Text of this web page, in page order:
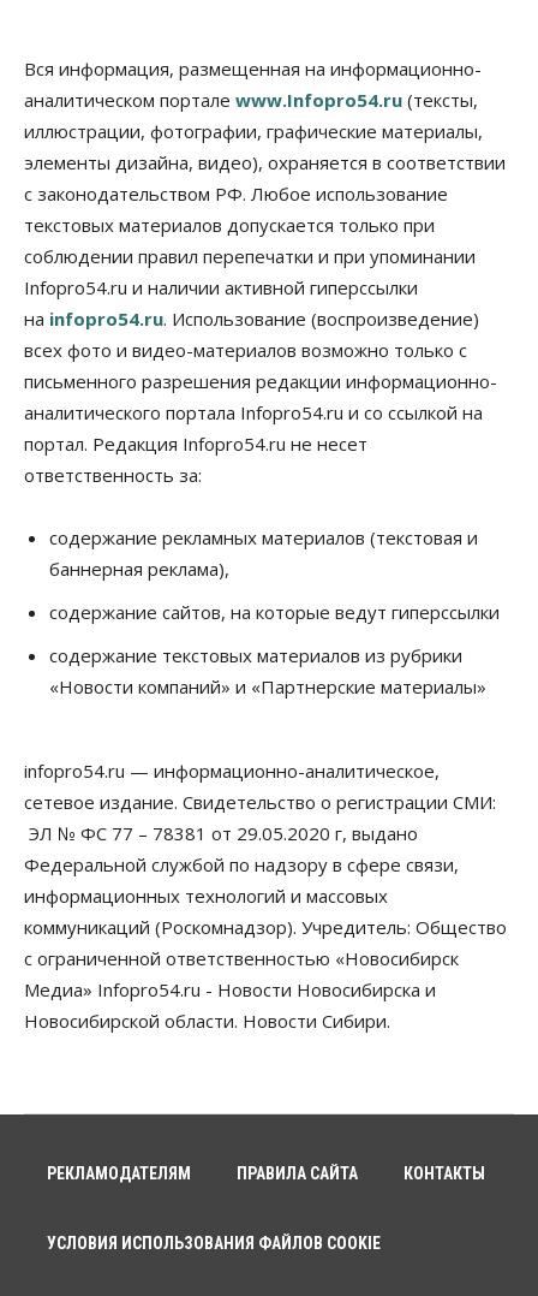
Вся информация, размещенная на информационно-
аналитическом портале www.Infopro54.ru (тексты,
иллюстрации, фотографии, графические материалы,
элементы дизайна, видео), охраняется в соответствии
с законодательством РФ. Любое использование
текстовых материалов допускается только при
соблюдении правил перепечатки и при упоминании
Infopro54.ru и наличии активной гиперссылки
на infopro54.ru. Использование (воспроизведение)
всех фото и видео-материалов возможно только с
письменного разрешения редакции информационно-
аналитического портала Infopro54.ru и со ссылкой на
портал. Редакция Infopro54.ru не несет
ответственность за:
содержание рекламных материалов (текстовая и
баннерная реклама),
содержание сайтов, на которые ведут гиперссылки
содержание текстовых материалов из рубрики
«Новости компаний» и «Партнерские материалы»
infopro54.ru — информационно-аналитическое,
сетевое издание. Свидетельство о регистрации СМИ:
ЭЛ № ФС 77 – 78381 от 29.05.2020 г, выдано
Федеральной службой по надзору в сфере связи,
информационных технологий и массовых
коммуникаций (Роскомнадзор). Учредитель: Общество
с ограниченной ответственностью «Новосибирск
Медиа» Infopro54.ru - Новости Новосибирска и
Новосибирской области. Новости Сибири.
РЕКЛАМОДАТЕЛЯМ ПРАВИЛА САЙТА КОНТАКТЫ
УСЛОВИЯ ИСПОЛЬЗОВАНИЯ ФАЙЛОВ COOKIE